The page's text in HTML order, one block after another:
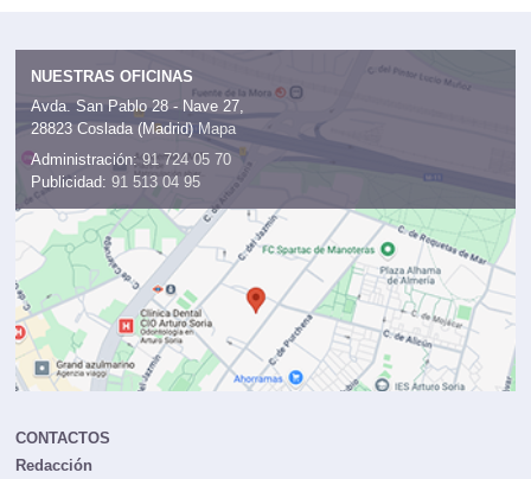
NUESTRAS OFICINAS
Avda. San Pablo 28 - Nave 27,
28823 Coslada (Madrid)
Mapa
Administración:91 724 05 70
Publicidad:
CONTACTOS